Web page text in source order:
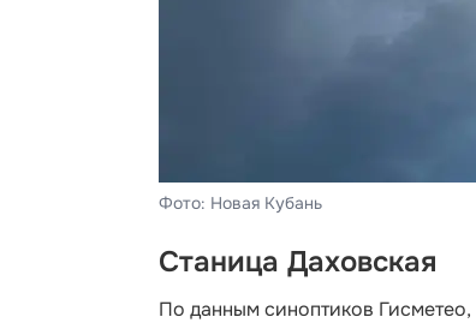
Фото: Новая Кубань
Станица Даховская
По данным синоптиков Гисметео,